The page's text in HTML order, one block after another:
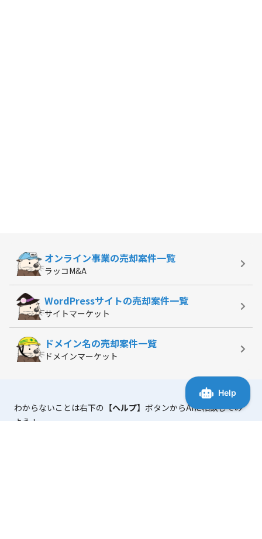
オンライン事業の売却案件一覧
ラッコM&A
WordPressサイトの売却案件一覧
サイトマーケット
ドメイン名の売却案件一覧
ドメインマーケット
わからないことは右下の 【ヘルプ】 ボタンからAIに相談してみ
よう！